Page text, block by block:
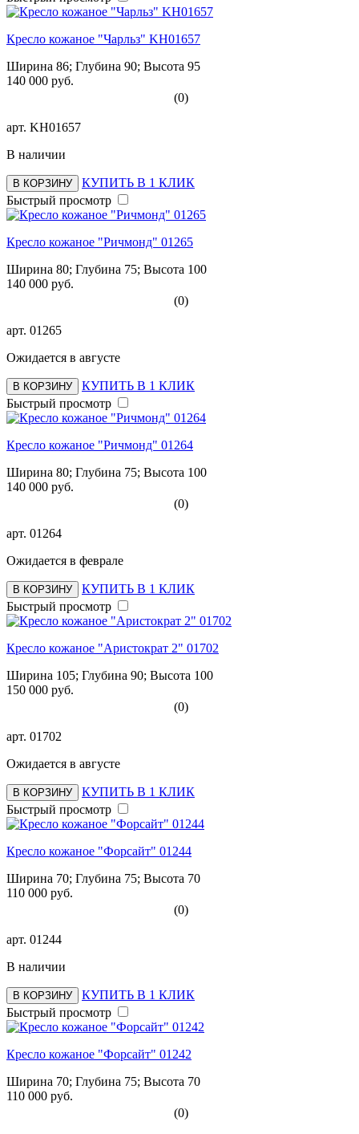
Кресло кожаное "Чарльз" KH01657
Ширина 86; Глубина 90; Высота 95
140 000 руб.
(0)
арт. KH01657
В наличии
В КОРЗИНУ
КУПИТЬ В 1 КЛИК
Быстрый просмотр
Кресло кожаное "Ричмонд" 01265
Ширина 80; Глубина 75; Высота 100
140 000 руб.
(0)
арт. 01265
Ожидается в августе
В КОРЗИНУ
КУПИТЬ В 1 КЛИК
Быстрый просмотр
Кресло кожаное "Ричмонд" 01264
Ширина 80; Глубина 75; Высота 100
140 000 руб.
(0)
арт. 01264
Ожидается в феврале
В КОРЗИНУ
КУПИТЬ В 1 КЛИК
Быстрый просмотр
Кресло кожаное "Аристократ 2" 01702
Ширина 105; Глубина 90; Высота 100
150 000 руб.
(0)
арт. 01702
Ожидается в августе
В КОРЗИНУ
КУПИТЬ В 1 КЛИК
Быстрый просмотр
Кресло кожаное "Форсайт" 01244
Ширина 70; Глубина 75; Высота 70
110 000 руб.
(0)
арт. 01244
В наличии
В КОРЗИНУ
КУПИТЬ В 1 КЛИК
Быстрый просмотр
Кресло кожаное "Форсайт" 01242
Ширина 70; Глубина 75; Высота 70
110 000 руб.
(0)